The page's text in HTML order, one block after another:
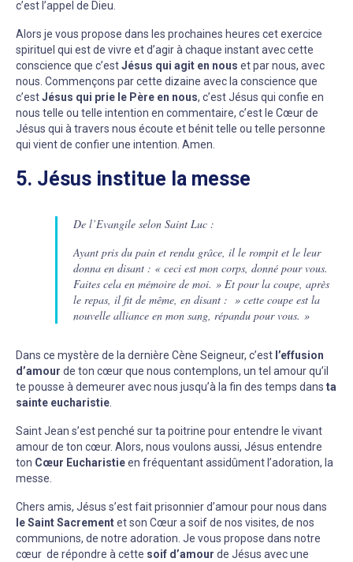
c’est l’appel de Dieu.
Alors je vous propose dans les prochaines heures cet exercice
spirituel qui est de vivre et d’agir à chaque instant avec cette
conscience que c’estJésus qui agit en nous et par nous, avec
nous. Commençons par cette dizaine avec la conscience que
c’estJésus qui prie le Père en nous, c’est Jésus qui confie en
nous telle ou telle intention en commentaire, c’est le Cœur de
Jésus qui à travers nous écoute et bénit telle ou telle personne
qui vient de confier une intention. Amen.
5. Jésus institue la messe
De l’Evangile selon Saint Luc :
Ayant pris du pain et rendu grâce, il le rompit et le leur
donna en disant : « ceci est mon corps, donné pour vous.
Faites cela en mémoire de moi. » Et pour la coupe, après
le repas, il fit de même, en disant : » cette coupe est la
nouvelle alliance en mon sang, répandu pour vous. »
Dans ce mystère de la dernière Cène Seigneur, c’est l’effusion
d’amour de ton cœur que nous contemplons, un tel amour qu’il
te pousse à demeurer avec nous jusqu’à la fin des temps dans ta
sainte eucharistie.
Saint Jean s’est penché sur ta poitrine pour entendre le vivant
amour de ton cœur. Alors, nous voulons aussi, Jésus entendre
ton Cœur Eucharistieen fréquentant assidûment l’adoration, la
messe.
Chers amis, Jésus s’est fait prisonnier d’amour pour nous dans
le Saint Sacrementet son Cœur a soif de nos visites, de nos
communions, de notre adoration. Je vous propose dans notre
cœur de répondre à cette soif d’amour de Jésus avec une